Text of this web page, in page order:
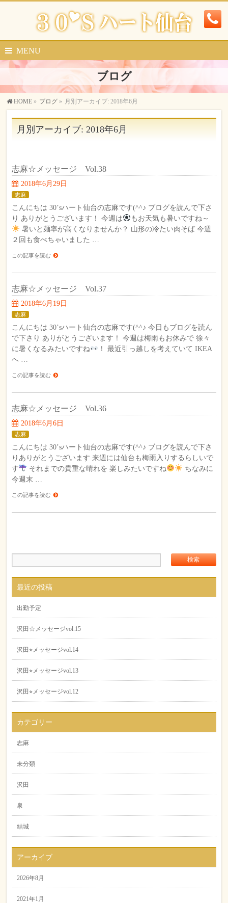
MENU
ブログ
HOME » ブログ » 月別アーカイブ: 2018年6月
月別アーカイブ: 2018年6月
志麻☆メッセージ Vol.38
2018年6月29日
志麻
こんにちは 30’sハート仙台の志麻です(^^♪ ブログを読んで下さ
り ありがとうございます！ 今週は
もお天気も暑いですね～
暑いと麺率が高くなりませんか？ 山形の冷たい肉そば 今週
２回も食べちゃいました …
この記事を読む
志麻☆メッセージ Vol.37
2018年6月19日
志麻
こんにちは 30’sハート仙台の志麻です(^^♪ 今日もブログを読ん
で下さり ありがとうございます！ 今週は梅雨もお休みで 徐々
に暑くなるみたいですね
！ 最近引っ越しを考えていて IKEA
へ …
この記事を読む
志麻☆メッセージ Vol.36
2018年6月6日
志麻
こんにちは 30’sハート仙台の志麻です(^^♪ ブログを読んで下さ
りありがとうございます 来週には仙台も梅雨入りするらしいで
す
それまでの貴重な晴れを 楽しみたいですね
ちなみに
今週末 …
この記事を読む
最近の投稿
出勤予定
沢田☆メッセージvol.15
沢田⭐︎メッセージvol.14
沢田⭐︎メッセージvol.13
沢田⭐︎メッセージvol.12
カテゴリー
志麻
未分類
沢田
泉
結城
アーカイブ
2026年8月
2021年1月